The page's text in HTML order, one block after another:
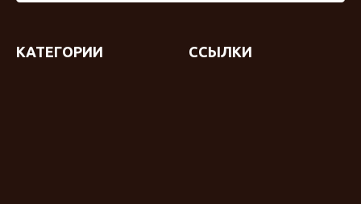
КАТЕГОРИИ ССЫЛКИ